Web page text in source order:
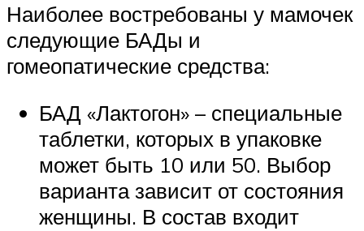
Наиболее востребованы у мамочек
следующие БАДы и
гомеопатические средства:
БАД «Лактогон» – специальные
таблетки, которых в упаковке
может быть 10 или 50. Выбор
варианта зависит от состояния
женщины. В состав входит